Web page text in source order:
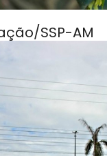
SSP-AM